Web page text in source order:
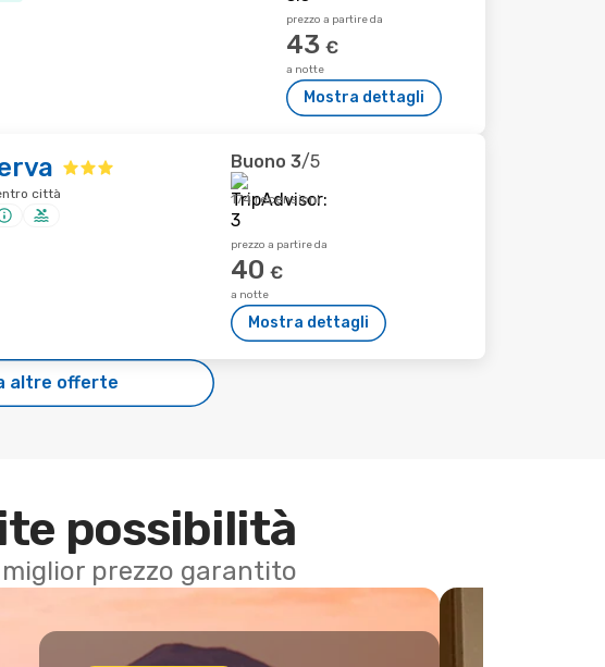
prezzo a partire da
43 €
a notte
Mostra dettagli
città
Buono 3/5
174 recensioni
prezzo a partire da
40 €
a notte
Mostra dettagli
altre offerte
possibilità
prezzo garantito